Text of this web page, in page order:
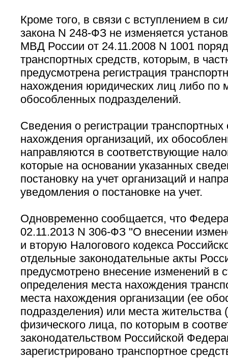
Кроме того, в связи с вступлением в
закона N 248-ФЗ не изменяется
МВД России от 24.11.2008 N 1001
транспортных средств, которым, в
предусмотрена регистрация
нахождения юридических лиц либо по
обособленных подразделений.
Сведения о регистрации транспортных
нахождения организаций, их
направляются в соответствующие
которые на основании указанных
постановку на учет организаций и
уведомления о постановке на учет.
Одновременно сообщается, что
02.11.2013 N 306-ФЗ ''О внесении
и вторую Налогового кодекса
отдельные законодательные акты
предусмотрено внесение изменений в
определения места нахождения
места нахождения организации (ее
подразделения) или места жительства
физического лица, по которым в
законодательством Российской
зарегистрировано транспортное